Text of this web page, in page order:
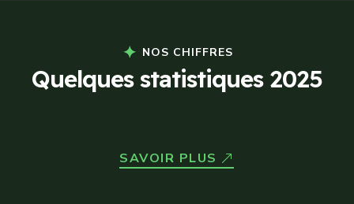
NOS CHIFFRES
Quelques statistiques 2025
SAVOIR PLUS